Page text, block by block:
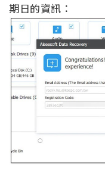
期日的資訊：